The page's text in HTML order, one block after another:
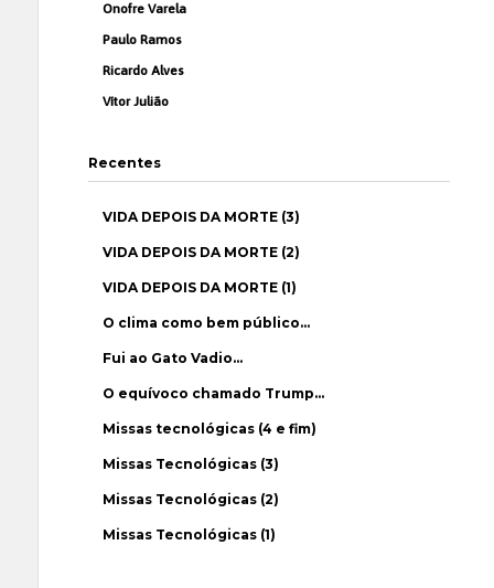
Onofre Varela
Paulo Ramos
Ricardo Alves
Vítor Julião
Recentes
VIDA DEPOIS DA MORTE (3)
VIDA DEPOIS DA MORTE (2)
VIDA DEPOIS DA MORTE (1)
O clima como bem público…
Fui ao Gato Vadio…
O equívoco chamado Trump…
Missas tecnológicas (4 e fim)
Missas Tecnológicas (3)
Missas Tecnológicas (2)
Missas Tecnológicas (1)